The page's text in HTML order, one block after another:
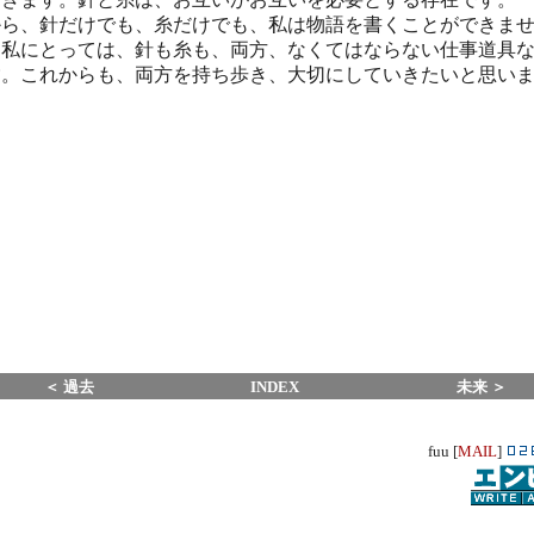
、針だけでも、糸だけでも、私は物語を書くことができませ
にとっては、針も糸も、両方、なくてはならない仕事道具
これからも、両方を持ち歩き、大切にしていきたいと思いま
＜ 過去 INDEX 未来 ＞
fuu [MAIL]